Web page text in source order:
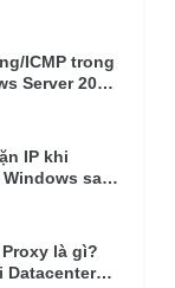
ICMP trong
Server 2016
IP khi
Windows sai
là gì?
Datacenter